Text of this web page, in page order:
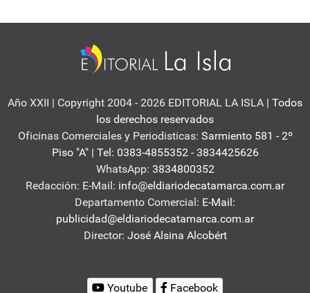
Año XXII | Copyright 2004 - 2026 EDITORIAL LA ISLA | Todos
los derechos reservados
Oficinas Comerciales y Periodisticas: Sarmiento 581 - 2º
Piso "A" | Tel: 0383-4855352 - 3834425626
WhatsApp: 3834800352
Redacción: E-Mail: info@eldiariodecatamarca.com.ar
Departamento Comercial: E-Mail:
publicidad@eldiariodecatamarca.com.ar
Director: José Alsina Alcobért
Youtube Facebook